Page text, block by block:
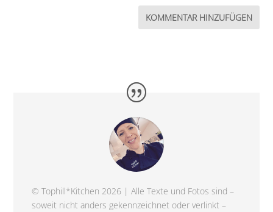
© Tophill*Kitchen 2026 | Alle Texte und Fotos sind –
soweit nicht anders gekennzeichnet oder verlinkt –